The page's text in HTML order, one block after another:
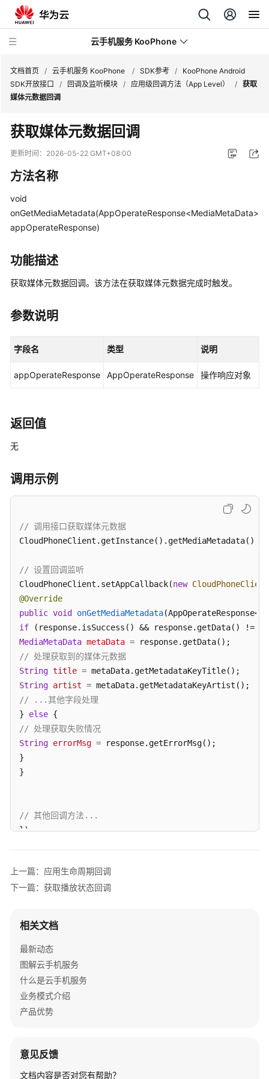
云手机服务 KooPhone
动
态
产
介
绍
费
明
快
速
门
用
南
指
南
参
考
SDK
参
考
KooPhone
SDK
概
述
KooPhone
端
侧
开
放
基
功
能
模
块
频
文档首页 / 云手机服务 KooPhone / SDK参考 /
KooPhone Android
SDK开放接口
/ 回调及监听模块 / 应用级回调方法（App Level） / 获取
媒体元数据回调
获取媒体元数据回调
更新时间： 2026-05-22 GMT+08:00
方法名称
void
onGetMediaMetadata(AppOperateResponse<MediaMetaData>
appOperateResponse)
功能描述
获取媒体元数据回调。该方法在获取媒体元数据完成时触发。
参数说明
字段名 类型 说明
appOperateResponse AppOperateResponse 操作响应对象
返回值
无
调用示例
// 调用接口获取媒体元数据
CloudPhoneClient.getInstance().getMediaMetadata();
// 设置回调监听
CloudPhoneClient.setAppCallback(new CloudPhoneClient
@Override
public void onGetMediaMetadata
if (response.isSuccess() && response.getData() !=
MediaMetaData metaData =
// 处理获取到的媒体元数据
String title =
String artist =
// ...其他字段处理
} else
// 处理获取失败情况
String errorMsg = response.getErrorMsg();
}
}
// 其他回调方法...
});
上一篇：应用生命周期回调
下一篇：获取播放状态回调
相关文档
最新动态
图解云手机服务
什么是云手机服务
业务模式介绍
产品优势
意见反馈
文档内容是否对您有帮助？